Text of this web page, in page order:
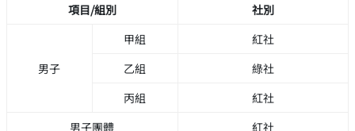
項目/組別 社別
男子
甲組
紅社
乙組
綠社
丙組
紅社
男子團體
紅社